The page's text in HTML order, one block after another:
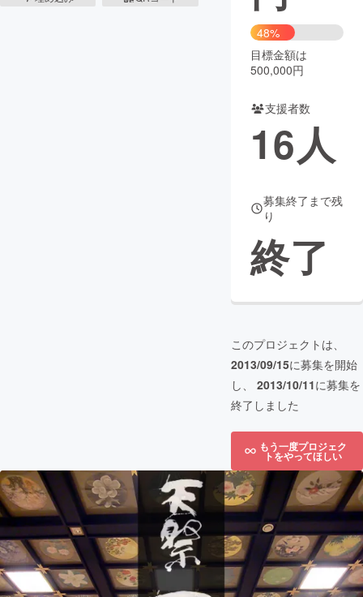
CAMPFIRE Creation
コミュニティ
48%
目標金額は
500,000円
支援者数
16人
募集終了まで残
り
終了
このプロジェクトは、
2013/09/15に募集を開始
し、 2013/10/11に募集を
終了しました
もう一度プロジェク
トをやってほしい